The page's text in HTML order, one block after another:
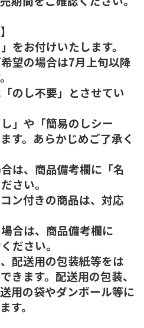
をお付けいたします。
望の場合は7月上旬以降
のし不要」とさせてい
」や「簡易のしシー
す。あらかじめご了承く
は、商品備考欄に「名
さい。
ン付きの商品は、対応
合は、商品備考欄に
ださい。
配送用の包装紙等をは
きます。配送用の包装、
用の袋やダンボール等に
す。